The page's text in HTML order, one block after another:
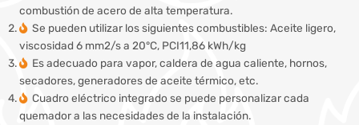
combustión de acero de alta temperatura.
Se pueden utilizar los siguientes combustibles: Aceite ligero,
viscosidad 6 mm2/s a 20°C, PCI11,86 kWh/kg
Es adecuado para vapor, caldera de agua caliente, hornos,
secadores, generadores de aceite térmico, etc.
Cuadro eléctrico integrado se puede personalizar cada
quemador a las necesidades de la instalación.